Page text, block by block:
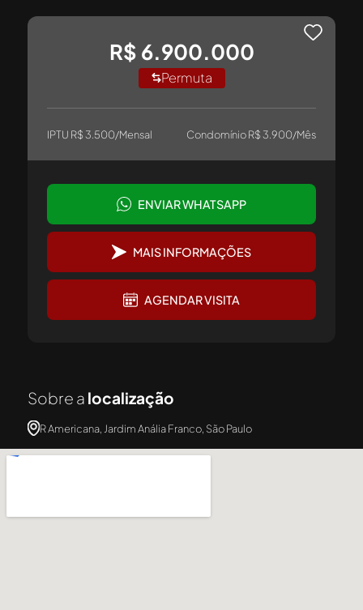
R$ 6.900.000
Permuta
IPTU R$ 3.500/Mensal Condomínio R$ 3.900/Mês
ENVIAR WHATSAPP
MAIS INFORMAÇÕES
AGENDAR VISITA
Sobre a localização
R Americana, Jardim Anália Franco, São Paulo